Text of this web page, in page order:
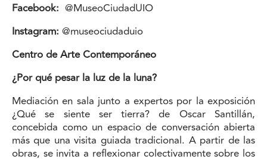
Facebook: @MuseoCiudadUIO
Instagram: @museociudaduio
Centro de Arte Contemporáneo
¿Por qué pesar la luz de la luna?
Mediación en sala junto a expertos por la exposición
¿Qué se siente ser tierra? de Oscar Santillán,
concebida como un espacio de conversación abierta
más que una visita guiada tradicional. A partir de las
obras, se invita a reflexionar colectivamente sobre los